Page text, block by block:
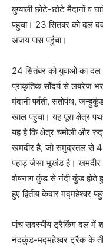
बुग्याली छोटे-छोटे मैदानों व
पहुंचा। 23 सितंबर को दल
अजय पास पहुंचा।
24 सितंबर को युवाओं का
प्राकृतिक सौंदर्य से लबरेज
मंदानी पर्वती, सतोपंथ,
खाल पहुंचा। यह पूरा क्षेत्र
यह है कि क्षेत्र चमोली और
खमदीर है, जो समुद्रतल से
पहाड़ जैसा भूखंड है। खमदीर
शेषनाग कुंड से नंदी कुंड होते
हुए द्वितीय केदार मद्महेश्वर
पांच सदस्यीय ट्रैकिंग दल में
नंदकुंड-मद्महेश्वर ट्रैक के